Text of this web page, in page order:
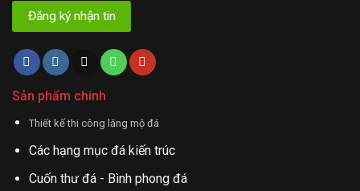
Sản phẩm chính
Thiết kế thi công lăng mộ đá
Các hạng mục đá kiến trúc
Cuốn thư đá - Bình phong đá